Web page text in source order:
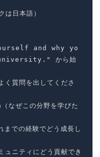
は日本語）
and why yo
から始
質問を出してくださ